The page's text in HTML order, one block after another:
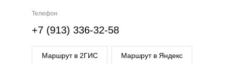
Телефон
+7 (913) 336-32-58
Маршрут в 2ГИС Маршрут в Яндекс